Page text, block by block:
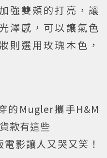
強雙頰的打亮，讓
澤感，可以讓氣色
則選用玫瑰木色，
的Mugler攜手H&M
款有這些
影讓人又哭又笑！